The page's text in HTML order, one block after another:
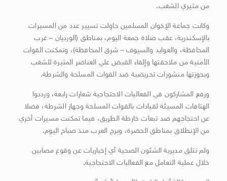
من مثيري الشغب.
وكانت جماعة الإخوان المسلمين حاولت تسيير عدد من المسيرات
بالإسكندرية، عقب صلاة جمعة اليوم، بمناطق (الورديان – غرب
المحافظة، والعوايد والسيوف – شرق المحافظة)، وتمكنت القوات
الأمنية من ملاحقتها وإلقاء القبض علي العناصر المثيرة للشغب
وبحوزتها منشورات تحريضية ضد القوات المسلحة والشرطة.
ورفع المشاركون في الفعاليات الاحتجاجية شعارات رابعة، ورددوا
الهتافات المسيئة لقيادات بالقوات المسلحة وجهاز الشرطة، فضلا
عن احتجاجهم ضد تبعات خارطة الطريق، فيما تمكنت مسيرات أخري
من الإنطلاق بمناطق الحضرة، وبرج العرب منذ صباح اليوم.
ولم تتلق مديرية الشئون الصحية أي إخباريات عن وقوع مصابين
خلال عملية التعامل مع الفعاليات الاحتجاجية.